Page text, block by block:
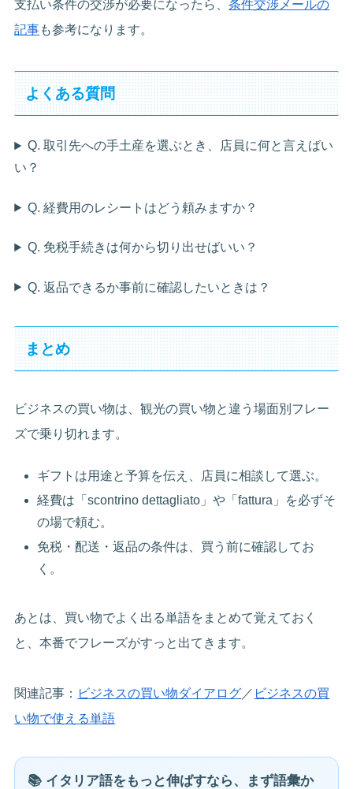
支払い条件の交渉が必要になったら、条件交渉メールの
記事も参考になります。
よくある質問
Q. 取引先への手土産を選ぶとき、店員に何と言えばい
い？
Q. 経費用のレシートはどう頼みますか？
Q. 免税手続きは何から切り出せばいい？
Q. 返品できるか事前に確認したいときは？
まとめ
ビジネスの買い物は、観光の買い物と違う場面別フレー
ズで乗り切れます。
ギフトは用途と予算を伝え、店員に相談して選ぶ。
経費は「scontrino dettagliato」や「fattura」を必ずそ
の場で頼む。
免税・配送・返品の条件は、買う前に確認してお
く。
あとは、買い物でよく出る単語をまとめて覚えておく
と、本番でフレーズがすっと出てきます。
関連記事： ビジネスの買い物ダイアログ ／ ビジネスの買
い物で使える単語
📚 イタリア語をもっと伸ばすなら、まず語彙か